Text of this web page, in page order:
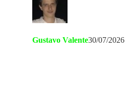
Gustavo Valente30/07/2026